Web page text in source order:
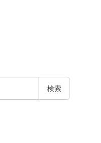
検索